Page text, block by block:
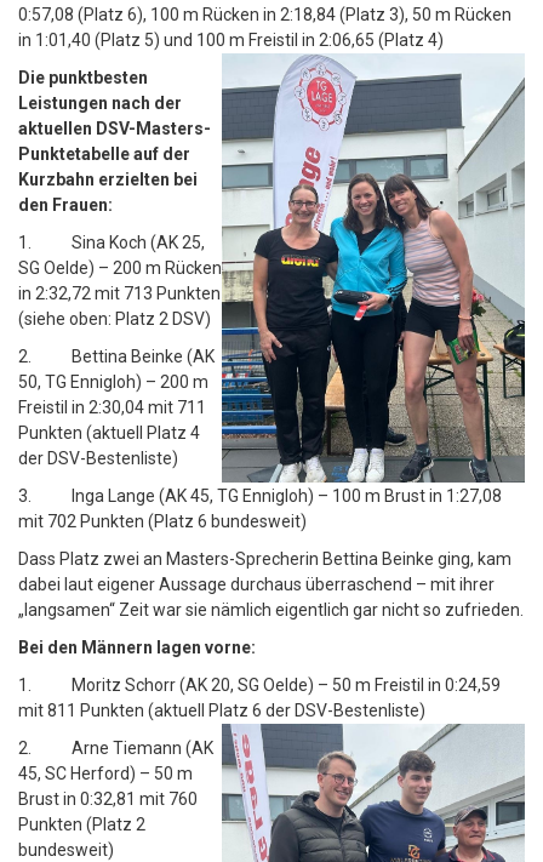
0:57,08 (Platz 6), 100 m Rücken in 2:18,84 (Platz 3), 50 m Rücken
in 1:01,40 (Platz 5) und 100 m Freistil in 2:06,65 (Platz 4)
Die punktbesten
Leistungen nach der
aktuellen DSV-Masters-
Punktetabelle auf der
Kurzbahn erzielten bei
den Frauen:
1. Sina Koch (AK 25,
SG Oelde) – 200 m Rücken
in 2:32,72 mit 713 Punkten
(siehe oben: Platz 2 DSV)
2. Bettina Beinke (AK
50, TG Ennigloh) – 200 m
Freistil in 2:30,04 mit 711
Punkten (aktuell Platz 4
der DSV-Bestenliste)
3. Inga Lange (AK 45, TG Ennigloh) – 100 m Brust in 1:27,08
mit 702 Punkten (Platz 6 bundesweit)
Dass Platz zwei an Masters-Sprecherin Bettina Beinke ging, kam
dabei laut eigener Aussage durchaus überraschend – mit ihrer
„langsamen“ Zeit war sie nämlich eigentlich gar nicht so zufrieden.
Bei den Männern lagen vorne:
1. Moritz Schorr (AK 20, SG Oelde) – 50 m Freistil in 0:24,59
mit 811 Punkten (aktuell Platz 6 der DSV-Bestenliste)
2. Arne Tiemann (AK
45, SC Herford) – 50 m
Brust in 0:32,81 mit 760
Punkten (Platz 2
bundesweit)